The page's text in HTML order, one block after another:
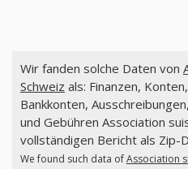
Wir fanden solche Daten von
Schweiz als: Finanzen,
Bankkonten,
und Gebühren Association
vollständigen Bericht als Zip-
We found such data ofAssociation